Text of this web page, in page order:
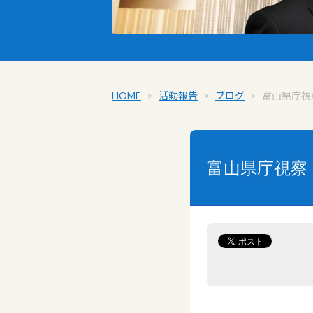
HOME > 活動報告 > ブログ > 富山県庁視
富山県庁視察